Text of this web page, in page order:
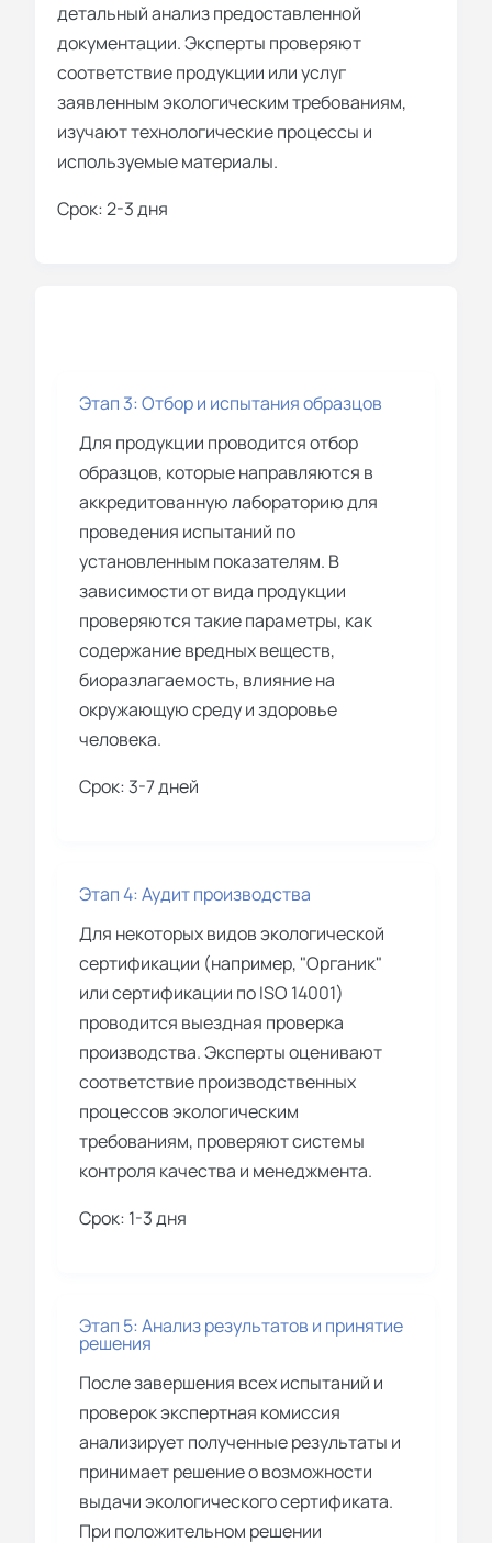
детальный анализ предоставленной
документации. Эксперты проверяют
соответствие продукции или услуг
заявленным экологическим требованиям,
изучают технологические процессы и
используемые материалы.
Срок: 2-3 дня
Этап 3: Отбор и испытания образцов
Для продукции проводится отбор
образцов, которые направляются в
аккредитованную лабораторию для
проведения испытаний по
установленным показателям. В
зависимости от вида продукции
проверяются такие параметры, как
содержание вредных веществ,
биоразлагаемость, влияние на
окружающую среду и здоровье
человека.
Срок: 3-7 дней
Этап 4: Аудит производства
Для некоторых видов экологической
сертификации (например, "Органик"
или сертификации по ISO 14001)
проводится выездная проверка
производства. Эксперты оценивают
соответствие производственных
процессов экологическим
требованиям, проверяют системы
контроля качества и менеджмента.
Срок: 1-3 дня
Этап 5: Анализ результатов и принятие
решения
После завершения всех испытаний и
проверок экспертная комиссия
анализирует полученные результаты и
принимает решение о возможности
выдачи экологического сертификата.
При положительном решении